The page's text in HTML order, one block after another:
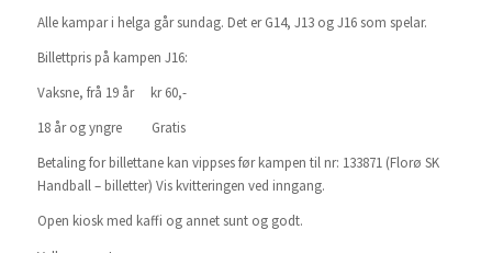
Alle kampar i helga går sundag. Det er G14, J13 og J16 som spelar.
Billettpris på kampen J16:
Vaksne, frå 19 år kr 60,-
18 år og yngre Gratis
Betaling for billettane kan vippses før kampen til nr: 133871 (Florø SK
Handball – billetter) Vis kvitteringen ved inngang.
Open kiosk med kaffi og annet sunt og godt.